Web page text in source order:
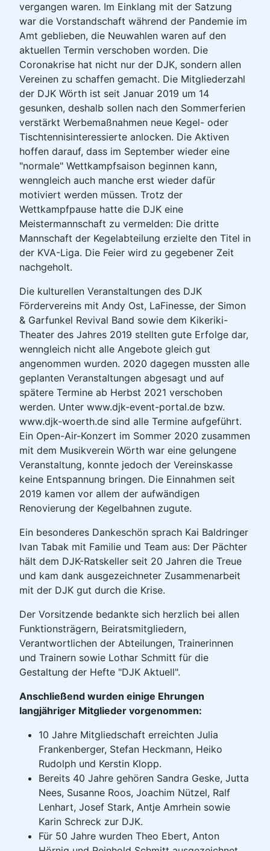
vergangen waren. Im Einklang mit der Satzung
war die Vorstandschaft während der Pandemie im
Amt geblieben, die Neuwahlen waren auf den
aktuellen Termin verschoben worden. Die
Coronakrise hat nicht nur der DJK, sondern allen
Vereinen zu schaffen gemacht. Die Mitgliederzahl
der DJK Wörth ist seit Januar 2019 um 14
gesunken, deshalb sollen nach den Sommerferien
verstärkt Werbemaßnahmen neue Kegel- oder
Tischtennisinteressierte anlocken. Die Aktiven
hoffen darauf, dass im September wieder eine
"normale" Wettkampfsaison beginnen kann,
wenngleich auch manche erst wieder dafür
motiviert werden müssen. Trotz der
Wettkampfpause hatte die DJK eine
Meistermannschaft zu vermelden: Die dritte
Mannschaft der Kegelabteilung erzielte den Titel in
der KVA-Liga. Die Feier wird zu gegebener Zeit
nachgeholt.
Die kulturellen Veranstaltungen des DJK
Fördervereins mit Andy Ost, LaFinesse, der Simon
& Garfunkel Revival Band sowie dem Kikeriki-
Theater des Jahres 2019 stellten gute Erfolge dar,
wenngleich nicht alle Angebote gleich gut
angenommen wurden. 2020 dagegen mussten alle
geplanten Veranstaltungen abgesagt und auf
spätere Termine ab Herbst 2021 verschoben
werden. Unter www.djk-event-portal.de bzw.
www.djk-woerth.de sind alle Termine aufgeführt.
Ein Open-Air-Konzert im Sommer 2020 zusammen
mit dem Musikverein Wörth war eine gelungene
Veranstaltung, konnte jedoch der Vereinskasse
keine Entspannung bringen. Die Einnahmen seit
2019 kamen vor allem der aufwändigen
Renovierung der Kegelbahnen zugute.
Ein besonderes Dankeschön sprach Kai Baldringer
Ivan Tabak mit Familie und Team aus: Der Pächter
hält dem DJK-Ratskeller seit 20 Jahren die Treue
und kam dank ausgezeichneter Zusammenarbeit
mit der DJK gut durch die Krise.
Der Vorsitzende bedankte sich herzlich bei allen
Funktionsträgern, Beiratsmitgliedern,
Verantwortlichen der Abteilungen, Trainerinnen
und Trainern sowie Lothar Schmitt für die
Gestaltung der Hefte "DJK Aktuell".
Anschließend wurden einige Ehrungen
langjähriger Mitglieder vorgenommen:
10 Jahre Mitgliedschaft erreichten Julia
Frankenberger, Stefan Heckmann, Heiko
Rudolph und Kerstin Klopp.
Bereits 40 Jahre gehören Sandra Geske, Jutta
Nees, Susanne Roos, Joachim Nützel, Ralf
Lenhart, Josef Stark, Antje Amrhein sowie
Karin Schreck zur DJK.
Für 50 Jahre wurden Theo Ebert, Anton